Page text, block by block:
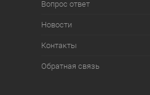
Вопрос ответ
Новости
Контакты
Обратная связь